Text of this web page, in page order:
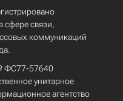
сфере связи,
коммуникаций
ФС77-57640
унитарное
агентство